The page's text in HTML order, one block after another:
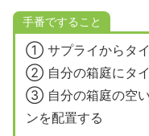
手番ですること
① サプライからタイ
② 自分の箱庭にタ
③ 自分の箱庭の空い
ンを配置する